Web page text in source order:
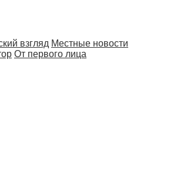
взгляд Местные новости
От первого лица